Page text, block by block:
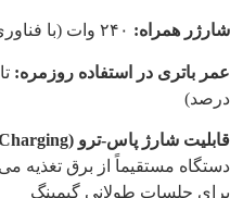
شارژر همراه:
عمر باتری در استفاده روزمره:
درصد)
قابلیت شارژ پاس-ترو (Bypass Charging) :
دستگاه مستقیماً از برق تغذیه
برای جلسات طولانی گیمینگ